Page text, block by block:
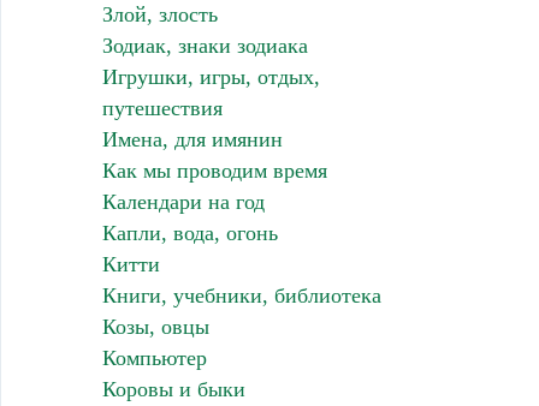
Злой, злость
Зодиак, знаки зодиака
Игрушки, игры, отдых,
путешествия
Имена, для имянин
Как мы проводим время
Календари на год
Капли, вода, огонь
Китти
Книги, учебники, библиотека
Козы, овцы
Компьютер
Коровы и быки